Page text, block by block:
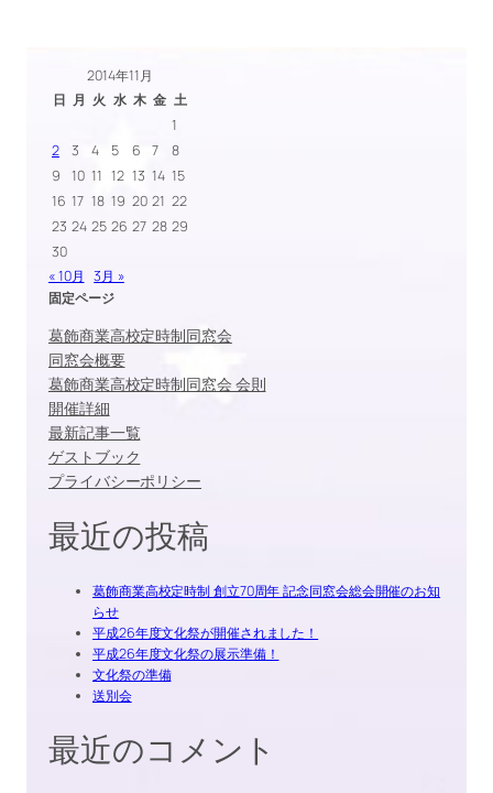
2014年11月
日 月 火 水 木 金 土
1
2
3 4 5 6 7
8
9
10 11 12 13 14 15
16 17 18 19 20 21 22
23 24 25 26 27 28 29
30
« 10月
3月 »
固定ページ
葛飾商業高校定時制同窓会
同窓会概要
葛飾商業高校定時制同窓会 会則
開催詳細
最新記事一覧
ゲストブック
プライバシーポリシー
最近の投稿
葛飾商業高校定時制 創立70周年 記念同窓会総会開催のお知
らせ
平成26年度文化祭が開催されました！
平成26年度文化祭の展示準備！
文化祭の準備
送別会
最近のコメント